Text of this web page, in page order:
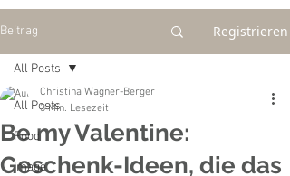
Beitrag Registrieren
All Posts
Food
Image
All Posts
Be my Valentine:
Geschenk-Ideen, die das
Christina Wagner-Berger
3 Min. Lesezeit